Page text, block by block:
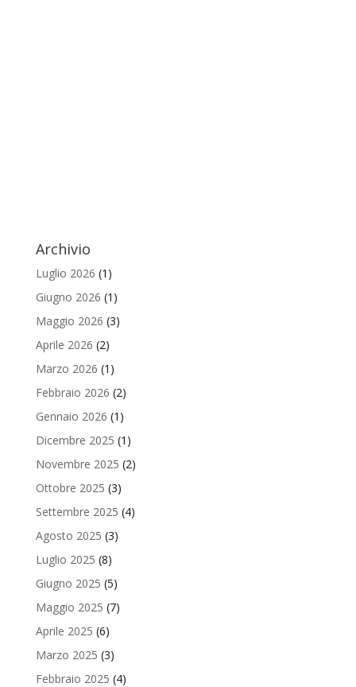
Archivio
Luglio 2026 (1)
Giugno 2026 (1)
Maggio 2026 (3)
Aprile 2026 (2)
Marzo 2026 (1)
Febbraio 2026 (2)
Gennaio 2026 (1)
Dicembre 2025 (1)
Novembre 2025 (2)
Ottobre 2025 (3)
Settembre 2025 (4)
Agosto 2025 (3)
Luglio 2025 (8)
Giugno 2025 (5)
Maggio 2025 (7)
Aprile 2025 (6)
Marzo 2025 (3)
Febbraio 2025 (4)